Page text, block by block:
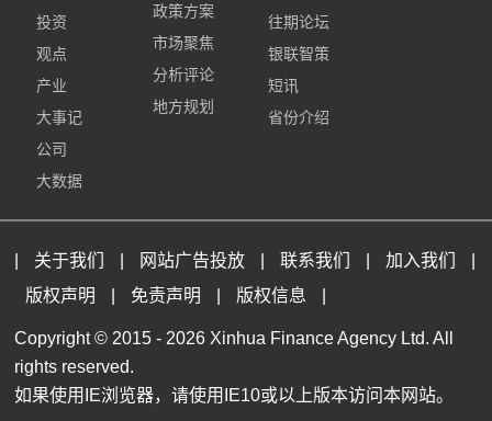
投资
观点
产业
大事记
公司
大数据
政策方案
市场聚焦
分析评论
地方规划
往期论坛
银联智策
短讯
省份介绍
关于我们 网站广告投放 联系我们 加入我们
版权声明
免责声明 版权信息
Copyright © 2015 - 2026 Xinhua Finance Agency Ltd. All
rights reserved.
如果使用IE浏览器，请使用IE10或以上版本访问本网站。